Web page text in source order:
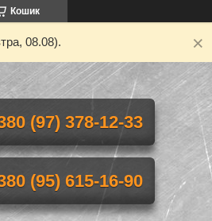
Кошик
08.08).
(97) 378-12-33
(95) 615-16-90